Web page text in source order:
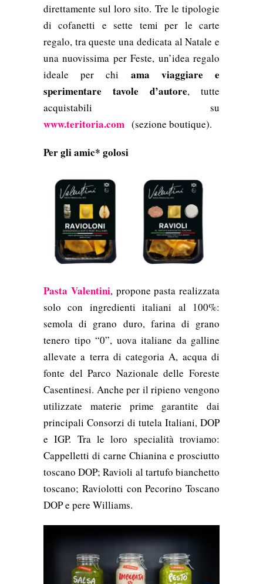
direttamente sul loro sito.Tre le tipologie
di cofanetti e sette temi per le carte
regalo, tra queste una dedicata al Natale e
una nuovissima per Feste, un’idea regalo
ideale per chi ama viaggiare e
sperimentare tavole d’autore, tutte
acquistabili su
www.teritoria.com (sezione boutique).
Per gli amic* golosi
Pasta Valentini, propone pasta realizzata
solo con ingredienti italiani al 100%:
semola di grano duro, farina di grano
tenero tipo “0”, uova italiane da galline
allevate a terra di categoria A, acqua di
fonte del Parco Nazionale delle Foreste
Casentinesi. Anche per il ripieno vengono
utilizzate materie prime garantite dai
principali Consorzi di tutela Italiani, DOP
e IGP. Tra le loro specialità troviamo:
Cappelletti di carne Chianina e prosciutto
toscano DOP; Ravioli al tartufo bianchetto
toscano; Raviolotti con Pecorino Toscano
DOP e pere Williams.